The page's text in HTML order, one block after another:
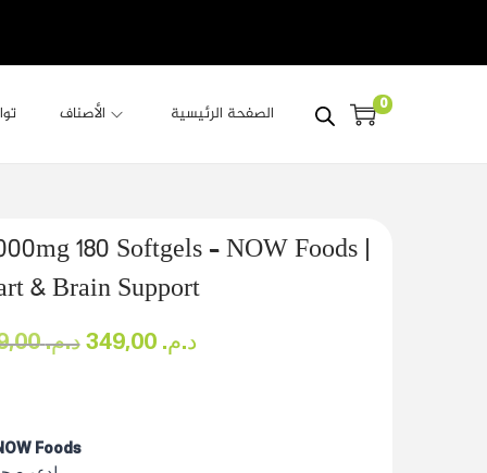
الأصناف الصفحة الرئيسية 0
180 Softgels – NOW Foods |
& Brain Support
د.م.449,00 د.م. 349,00
Foods